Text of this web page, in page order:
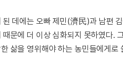
데에는 오빠 제민(濟民)과 남편
문에 더 이상 심화되지 못하였다.
삶을 영위해야 하는 농민들에게로